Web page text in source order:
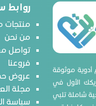
موثوقة
الأول في
شاملة تلبي
روابط
منتجات
من نحن
تواصل
فروعنا
عروض
مجلة
سياسة